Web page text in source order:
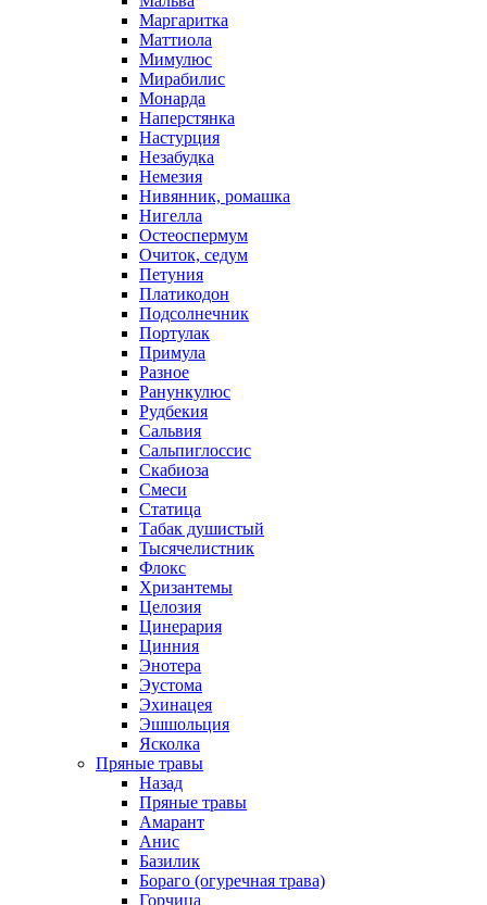
Маргаритка
Маттиола
Мимулюс
Мирабилис
Монарда
Наперстянка
Настурция
Незабудка
Немезия
Нивянник, ромашка
Нигелла
Остеоспермум
Очиток, седум
Петуния
Платикодон
Подсолнечник
Портулак
Примула
Разное
Ранункулюс
Рудбекия
Сальвия
Сальпиглоссис
Скабиоза
Смеси
Статица
Табак душистый
Тысячелистник
Флокс
Хризантемы
Целозия
Цинерария
Цинния
Энотера
Эустома
Эхинацея
Эшшольция
Ясколка
Пряные травы
Назад
Пряные травы
Амарант
Анис
Базилик
Бораго (огуречная трава)
Горчица